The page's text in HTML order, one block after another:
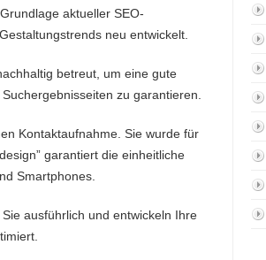
aktueller SEO-
neu entwickelt.
betreut, um eine gute
zu garantieren.
Kontaktaufnahme. Sie wurde für
garantiert die einheitliche
Smartphones.
ausführlich und entwickeln Ihre